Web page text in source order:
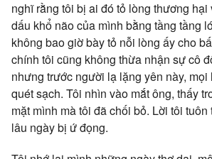
nghĩ rằng tôi bị ai đó tỏ lòng thương hại
dấu khổ não của mình bằng tầng tầng
không bao giờ bày tỏ nỗi lòng ấy cho
chính tôi cũng không thừa nhận sự cô
nhưng trước người lạ lặng yên này, mọi
quét sạch. Tôi nhìn vào mắt ông, thấy
mặt mình mà tôi đã chối bỏ. Lời tôi
lâu ngày bị ứ đọng.